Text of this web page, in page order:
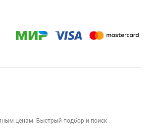
ценам. Быстрый подбор и поиск